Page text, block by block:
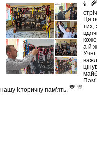
Ця
тих,
а й
Учні
нашу історичну пам’ять.